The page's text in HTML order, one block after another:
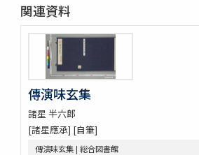
天地萬物造化論
新刻増校切用正音郷談雜字大全 2巻 (存1巻)
黍稷稲粱辧
松の落葉 (存4巻)
節用集 2巻
倭意三百首
字鏡集 20巻
尚書 13巻
関連資料
傳演味玄集
諸星 半六郎
[諸星應承] [自筆]
傳演味玄集 | 総合図書館